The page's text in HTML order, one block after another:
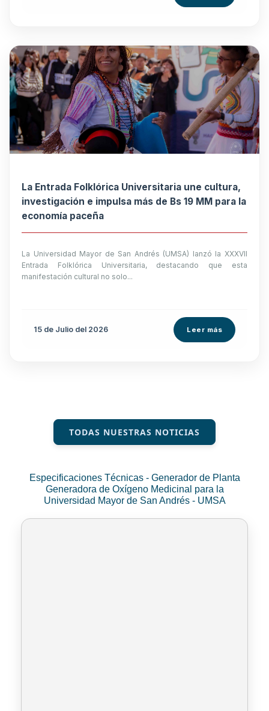
La Entrada Folklórica Universitaria une cultura,
investigación e impulsa más de Bs 19 MM para la
economía paceña
La Universidad Mayor de San Andrés (UMSA) lanzó la XXXVII
Entrada Folklórica Universitaria, destacando que esta
manifestación cultural no solo...
15 de Julio del 2026 Leer más
TODAS NUESTRAS NOTICIAS
Especificaciones Técnicas - Generador de Planta
Generadora de Oxígeno Medicinal para la
Universidad Mayor de San Andrés - UMSA